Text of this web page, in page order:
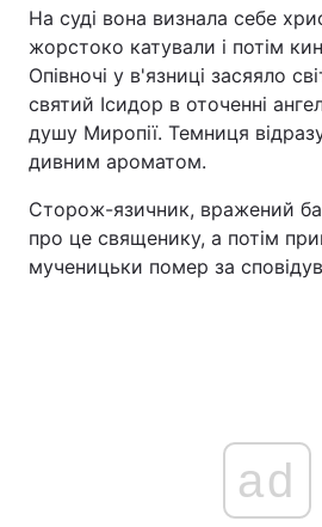
На суді вона визнала себе
жорстоко катували і потім
Опівночі у в'язниці засяяло
святий Ісидор в оточенні
душу Миропії. Темниця
дивним ароматом.
Сторож-язичник, вражений
про це священику, а потім
мученицьки помер за
ad